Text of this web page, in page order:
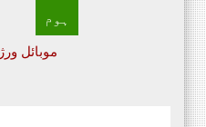
ہوم
موبائل